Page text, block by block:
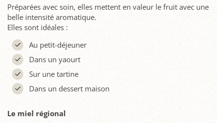
Préparées avec soin, elles mettent en valeur le fruit avec une
belle intensité aromatique.
Elles sont idéales :
Au petit-déjeuner
Dans un yaourt
Sur une tartine
Dans un dessert maison
Le miel régional